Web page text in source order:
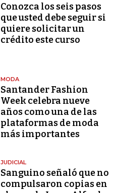
Conozca los seis pasos
que usted debe seguir si
quiere solicitar un
crédito este curso
MODA
Santander Fashion
Week celebra nueve
años como una de las
plataformas de moda
más importantes
JUDICIAL
Sanguino señaló que no
compulsaron copias en